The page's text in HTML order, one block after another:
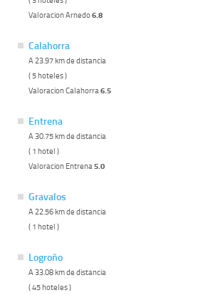
Valoracion Arnedo6.8
Calahorra
A 23.97 km de distancia
( 5 hoteles )
Valoracion Calahorra6.5
Entrena
A 30.75 km de distancia
( 1 hotel )
Valoracion Entrena5.0
Gravalos
A 22.56 km de distancia
( 1 hotel )
Logroño
A 33.08 km de distancia
( 45 hoteles )